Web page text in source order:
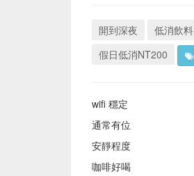
開到深夜 低消飲料
假日低消NT200
wifi 穩定
通常有位
安靜程度
咖啡好喝